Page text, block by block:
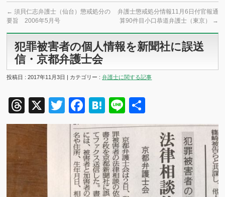
← 須貝仁志弁護士（仙台）懲戒処分の
要旨 2006年5月号
弁護士懲戒処分情報11月6日付官報通
算90件目小口恭道弁護士（東京）
→
犯罪被害者の個人情報を新聞社に誤送
信・京都弁護士会
投稿日 : 2017年11月3日 | カテゴリー :弁護士に関する記事
Threads
X TwitterFacebook
Hatena
Line
有